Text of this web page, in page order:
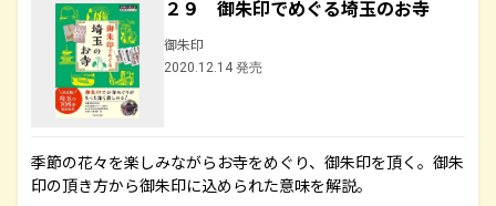
２９ 御朱印でめぐる埼玉のお寺
御朱印
2020.12.14 発売
季節の花々を楽しみながらお寺をめぐり、御朱印を頂く。御朱
印の頂き方から御朱印に込められた意味を解説。